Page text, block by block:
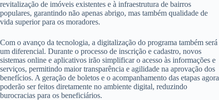
revitalização de imóveis existentes e à infraestrutura de bairros
populares, garantindo não apenas abrigo, mas também qualidade de
vida superior para os moradores.
Com o avanço da tecnologia, a digitalização do programa também será
um diferencial. Durante o processo de inscrição e cadastro, novos
sistemas online e aplicativos irão simplificar o acesso às informações e
serviços, permitindo maior transparência e agilidade na aprovação dos
benefícios. A geração de boletos e o acompanhamento das etapas agora
poderão ser feitos diretamente no ambiente digital, reduzindo
burocracias para os beneficiários.